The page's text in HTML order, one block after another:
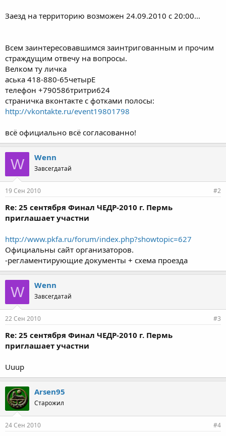
Заезд на территорию возможен 24.09.2010 с 20:00...
Всем заинтересовавшимся заинтригованным и прочим
страждущим отвечу на вопросы.
Велком ту личка
аська 418-880-65четырЕ
телефон +790586тритри624
страничка вконтакте с фотками полосы:
http://vkontakte.ru/event19801798
всё официально всё согласованно!
W Wenn
Завсегдатай
19 Сен 2010 #2
Re: 25 сентября Финал ЧЕДР-2010 г. Пермь
приглашает участни
http://www.pkfa.ru/forum/index.php?showtopic=627
Официальны сайт организаторов.
-регламентирующие документы + схема проезда
W Wenn
Завсегдатай
22 Сен 2010 #3
Re: 25 сентября Финал ЧЕДР-2010 г. Пермь
приглашает участни
Uuup
Arsen95
Старожил
24 Сен 2010 #4